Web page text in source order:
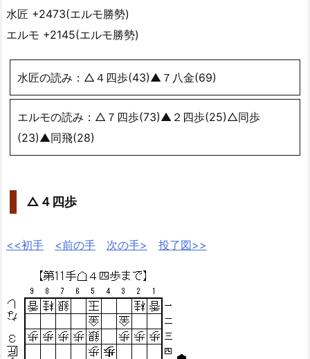
水匠 +2473(エルモ勝勢)
エルモ +2145(エルモ勝勢)
水匠の読み：△４四歩(43)▲７八金(69)
エルモの読み：△７四歩(73)▲２四歩(25)△同歩
(23)▲同飛(28)
△４四歩
<<初手 <前の手 次の手> 投了図>>